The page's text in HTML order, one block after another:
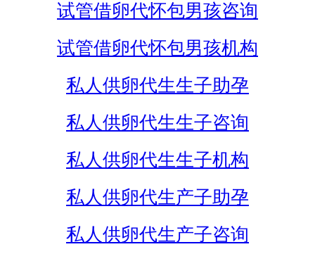
试管借卵代怀包男孩咨询
试管借卵代怀包男孩机构
私人供卵代生生子助孕
私人供卵代生生子咨询
私人供卵代生生子机构
私人供卵代生产子助孕
私人供卵代生产子咨询